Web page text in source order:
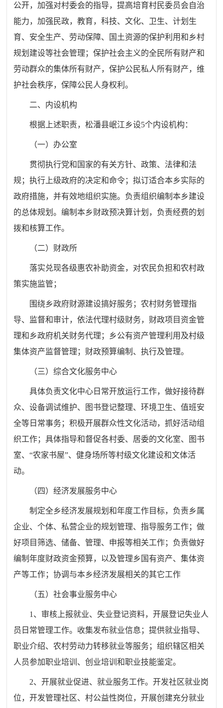
公开，加强对村委会的指导，提高培育村民委员会自治
能力，加强民政，教育，科技、文化、卫生、计划生
育、安全生产、劳动保障、国土资源的保护利用和乡村
规划建设等社会管理；保护社会主义的全民所有财产和
劳动群众的集体所有财产，保护公民私人所有财产，维
护社会秩序，保障公民人身权利。
二、内设机构
根据上述职责，松潘县岷江乡设5个内设机构：
（一）办公室
贯彻执行党和国家的有关方针、政策、法律和法
规；执行上级政府的决定和命令；拟订适合本乡实际的
政府措施，并有效地组织实施。负责组织编制本乡建设
的总体规划。编制本乡财政预决算计划，负责经费的划
拨和核算工作。
（二）财政所
落实兑现各级惠农补助资金，对农民负担和农村政
策实施监管；
围绕乡政府财源建设搞好服务；农村财务管理指
导、监督和审计，依法代理村级财务，财政项目资金管
理和乡政府机关财务代理；乡公有资产管理利用及村级
集体资产监督管理；财政预算编制、执行及管理。
（三）综合文化服务中心
具体负责文化中心日常开放运行工作，做好接待群
众、设备调试维护、图书登记整理、环境卫生、值班安
全等日常事务；积极开展群众性文化活动，抓好活动组
织工作；具体指导和督促各村委、居委的文化室、图书
室、“农家书屋”、健身场所等村级文化建设和文体活
动。
（四）经济发展服务中心
制定全乡经济发展规划和年度工作目标，负责乡属
企业、个体、私营企业的规划管理、指导服务工作；做
好项目筛选、储备、管理、申报等相关工作；负责做好
编制年度财政资金预算，以及管理乡国有资产、集体资
产等工作；协调与本乡经济发展相关的其它工作
（五）社会事业服务中心
1、审核上报就业、失业登记资料，开展登记失业人
员日常管理工作。收集发布就业信息；提供就业指导、
职业介绍、农村劳动力转移就业等服务；组织辖区相关
人员参加职业培训、创业培训和职业技能鉴定。
2、开展就业促进、就业服务工作。开发社区就业岗
位，开发管理社区、村公益性岗位，开展创建充分就业